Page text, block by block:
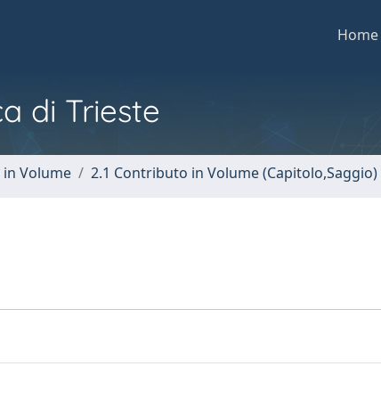
Home
di Trieste
Volume 2.1 Contributo in Volume (Capitolo,Saggio)